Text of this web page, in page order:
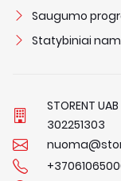
Saugumo
Statybiniai
STORENT UAB
302251303